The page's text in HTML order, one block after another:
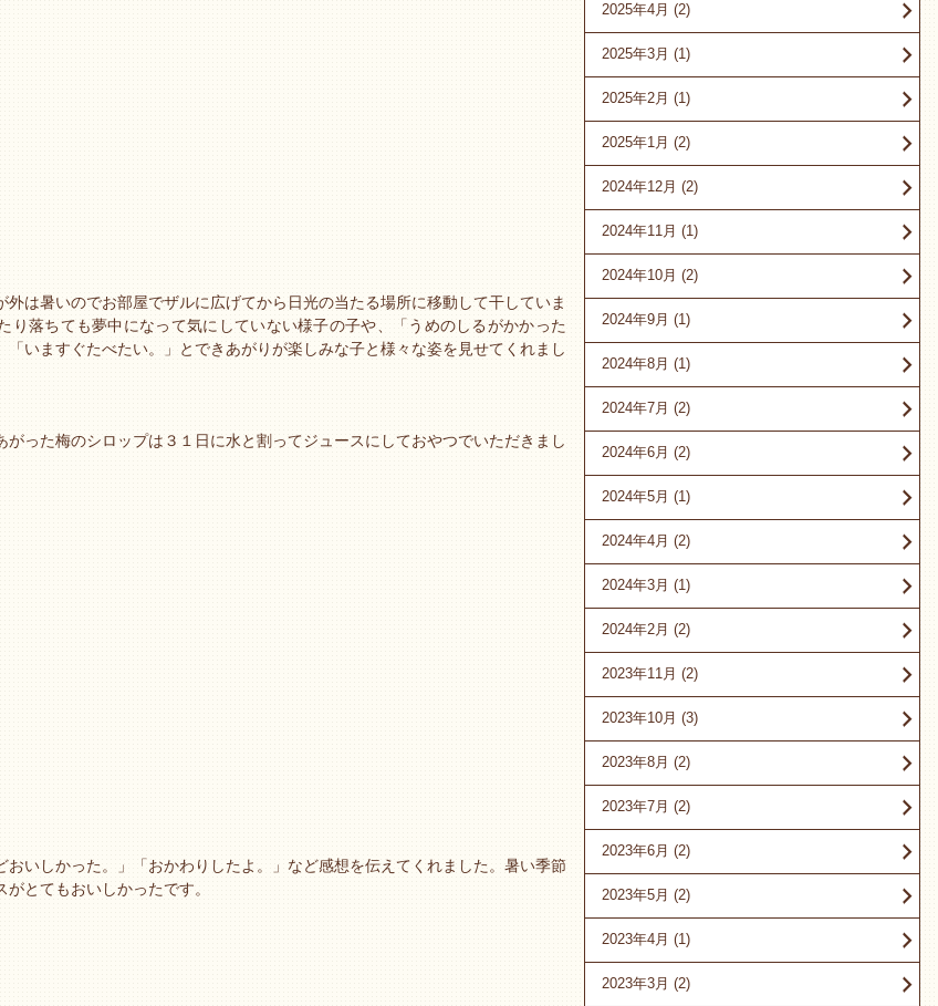
は暑いのでお部屋でザルに広げてから日光の当たる場所に移動して干していま
り落ちても夢中になって気にしていない様子の子や、「うめのしるがかかった
「いますぐたべたい。」とできあがりが楽しみな子と様々な姿を見せてくれまし
がった梅のシロップは３１日に水と割ってジュースにしておやつでいただきまし
おいしかった。」「おかわりしたよ。」など感想を伝えてくれました。暑い季節
とてもおいしかったです。
2025年4月 (2)
2025年3月 (1)
2025年2月 (1)
2025年1月 (2)
2024年12月 (2)
2024年11月 (1)
2024年10月 (2)
2024年9月 (1)
2024年8月 (1)
2024年7月 (2)
2024年6月 (2)
2024年5月 (1)
2024年4月 (2)
2024年3月 (1)
2024年2月 (2)
2023年11月 (2)
2023年10月 (3)
2023年8月 (2)
2023年7月 (2)
2023年6月 (2)
2023年5月 (2)
2023年4月 (1)
2023年3月 (2)